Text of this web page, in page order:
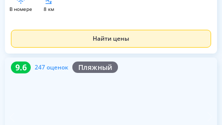
в номере 8 км
Найти цены
9.6 247 оценок Пляжный
9.6 247 оценок